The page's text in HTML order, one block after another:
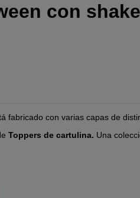
con
fabricado con varias capas de
Toppers de cartulina. Una